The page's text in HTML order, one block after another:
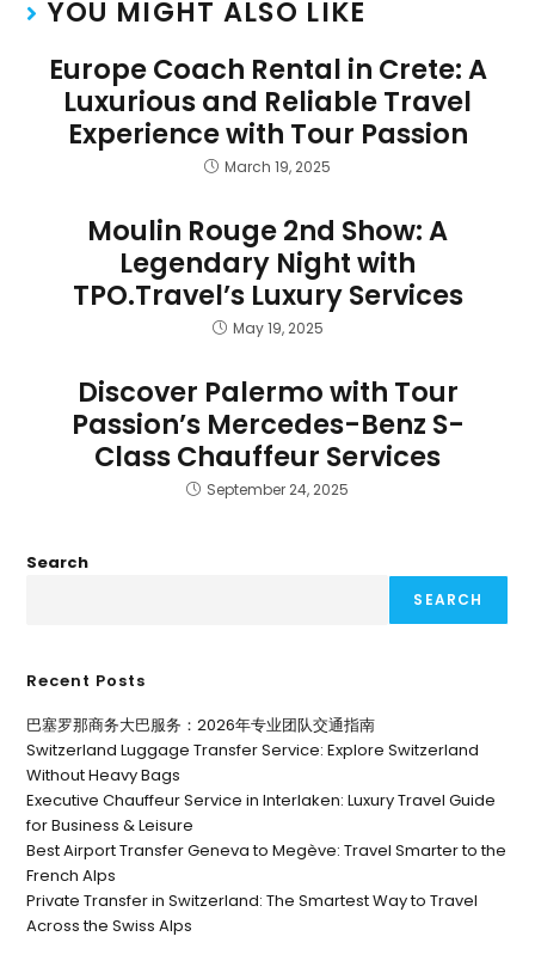
YOU MIGHT ALSO LIKE
Europe Coach Rental in Crete: A
Luxurious and Reliable Travel
Experience with Tour Passion
March 19, 2025
Moulin Rouge 2nd Show: A
Legendary Night with
TPO.Travel’s Luxury Services
May 19, 2025
Discover Palermo with Tour
Passion’s Mercedes-Benz S-
Class Chauffeur Services
September 24, 2025
Search
SEARCH
Recent Posts
巴塞罗那商务大巴服务：2026年专业团队交通指南
Switzerland Luggage Transfer Service: Explore Switzerland
Without Heavy Bags
Executive Chauffeur Service in Interlaken: Luxury Travel Guide
for Business & Leisure
Best Airport Transfer Geneva to Megève: Travel Smarter to the
French Alps
Private Transfer in Switzerland: The Smartest Way to Travel
Across the Swiss Alps